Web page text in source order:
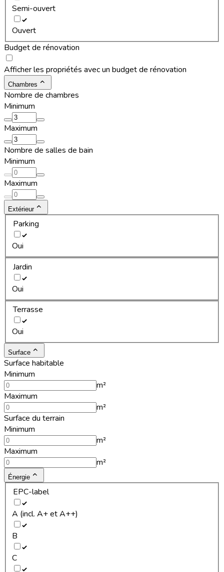
Semi-ouvert
Ouvert
Budget de rénovation
Afficher les propriétés avec un budget de rénovation
Chambres
Nombre de chambres
Minimum
Maximum
Nombre de salles de bain
Minimum
Maximum
Extérieur
Parking
Oui
Jardin
Oui
Terrasse
Oui
Surface
Surface habitable
Minimum
m²
Maximum
m²
Surface du terrain
Minimum
m²
Maximum
m²
Énergie
EPC-label
A (incl. A+ et A++)
B
C